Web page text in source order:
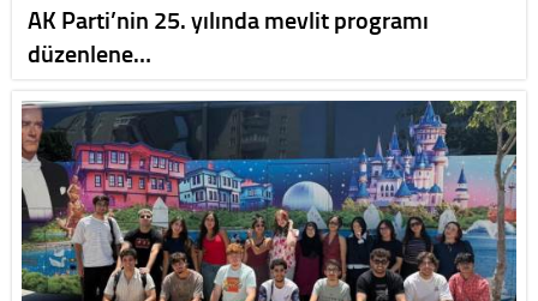
AK Parti’nin 25. yılında mevlit programı
düzenlene…